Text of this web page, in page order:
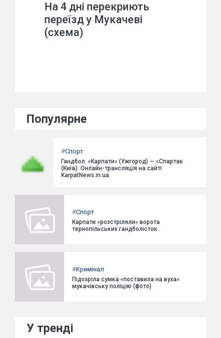
На 4 дні перекриють
переїзд у Мукачеві
(схема)
Популярне
#Спорт
Гандбол. «Карпати» (Ужгород) — «Спартак
(Київ). Онлайн-трансляція на сайті
KarpatNews.in.ua
#Спорт
Карпати «розстріляли» ворота
тернопільських гандболісток
#Кримінал
Підозріла сумка «поставила на вуха»
мукачівську поліцію (фото)
У тренді